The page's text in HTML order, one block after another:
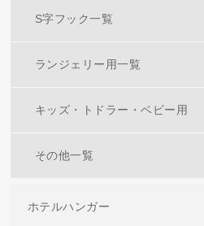
S字フック一覧
ランジェリー用一覧
キッズ・トドラー・ベビー用
その他一覧
ホテルハンガー